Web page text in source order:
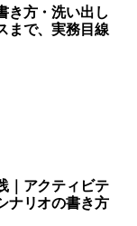
き方・洗い出し
まで、実務目線
｜アクティビテ
ナリオの書き方